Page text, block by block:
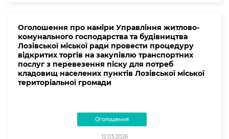
Оголошення про наміри Управління житлово-
комунального господарства та будівництва
Лозівської міської ради провести процедуру
відкритих торгів на закупівлю транспортних
послуг з перевезення піску для потреб
кладовищ населених пунктів Лозівської міської
територіальної громади
Оголошення
12.03.2026